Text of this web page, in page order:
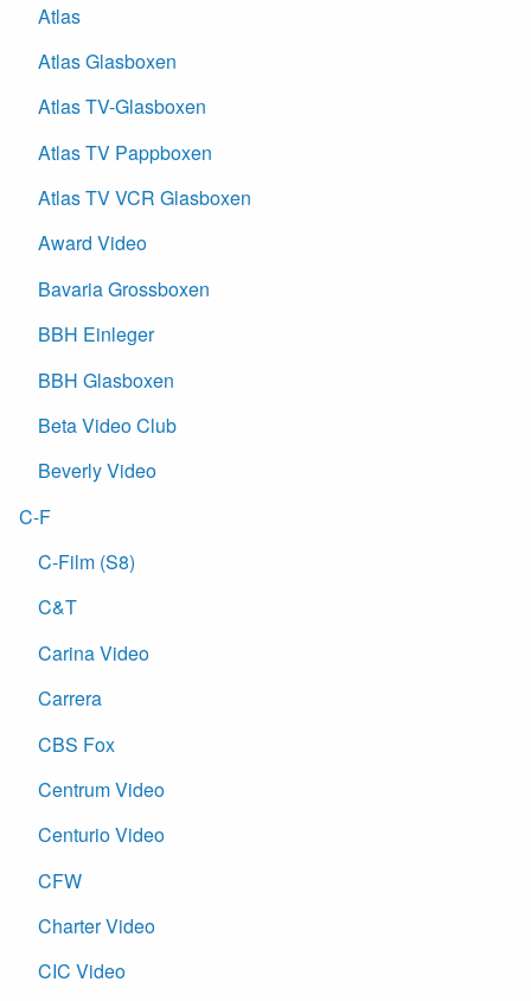
Atlas
Atlas Glasboxen
Atlas TV-Glasboxen
Atlas TV Pappboxen
Atlas TV VCR Glasboxen
Award Video
Bavaria Grossboxen
BBH Einleger
BBH Glasboxen
Beta Video Club
Beverly Video
C-F
C-Film (S8)
C&T
Carina Video
Carrera
CBS Fox
Centrum Video
Centurio Video
CFW
Charter Video
CIC Video